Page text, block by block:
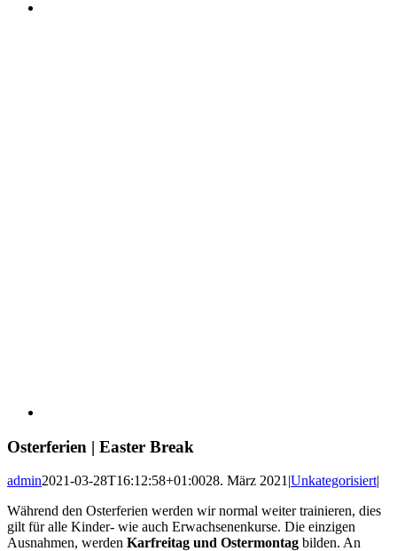
Osterferien | Easter Break
admin2021-03-28T16:12:58+01:0028. März 2021|Unkategorisiert|
Während den Osterferien werden wir normal weiter trainieren, dies
gilt für alle Kinder- wie auch Erwachsenenkurse. Die einzigen
Ausnahmen, werden Karfreitag und Ostermontag bilden. An